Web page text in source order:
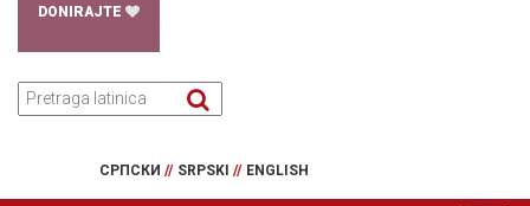
DONIRAJTE
СРПСКИ // SRPSKI // ENGLISH